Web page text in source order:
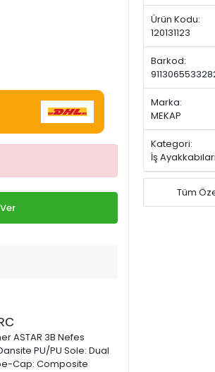
ASTAR 3B Nefes
PU/PU Sole: Dual
Cap: Composite
Ürün Kodu:
120131123
Barkod:
Marka:
MEKAP
Kategori:
İş Ayakkabıları
Tüm